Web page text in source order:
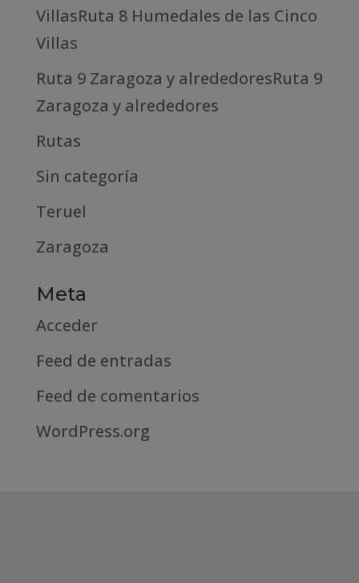
VillasRuta 8 Humedales de las Cinco
Villas
Ruta 9 Zaragoza y alrededoresRuta 9
Zaragoza y alrededores
Rutas
Sin categoría
Teruel
Zaragoza
Meta
Acceder
Feed de entradas
Feed de comentarios
WordPress.org